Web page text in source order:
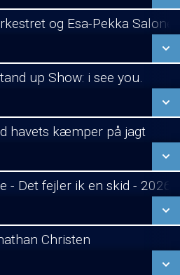
MERE
MERE
og Esa-Pekka
visning 04/10
MERE
up Show: i see you.
MERE
havets kæmper på jagt
fra Århus 06/10
MERE
- Det fejler ik en skid - 2026
Christen